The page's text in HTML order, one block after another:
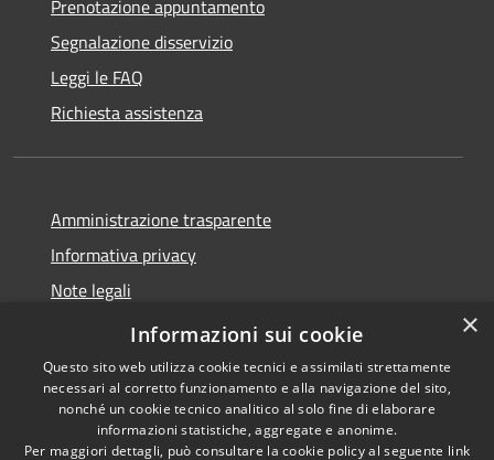
Prenotazione appuntamento
Segnalazione disservizio
Leggi le FAQ
Richiesta assistenza
Amministrazione trasparente
Informativa privacy
Note legali
Dichiarazione di accessibilità
Copyright © 2026 • Comune di
×
Informazioni sui cookie
Questo sito web utilizza cookie tecnici e assimilati strettamente
necessari al corretto funzionamento e alla navigazione del sito,
nonché un cookie tecnico analitico al solo fine di elaborare
informazioni statistiche, aggregate e anonime.
Per maggiori dettagli, può consultare la cookie policy al seguente link